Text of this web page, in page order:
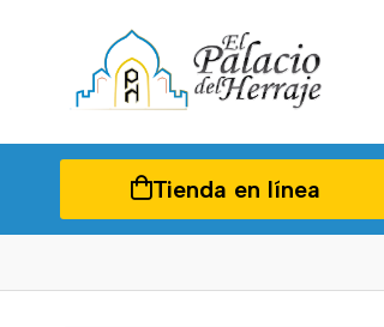
Tienda en línea